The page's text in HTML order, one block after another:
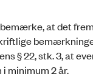
at det
§ 22, stk. 3, at
minimum 2 år.